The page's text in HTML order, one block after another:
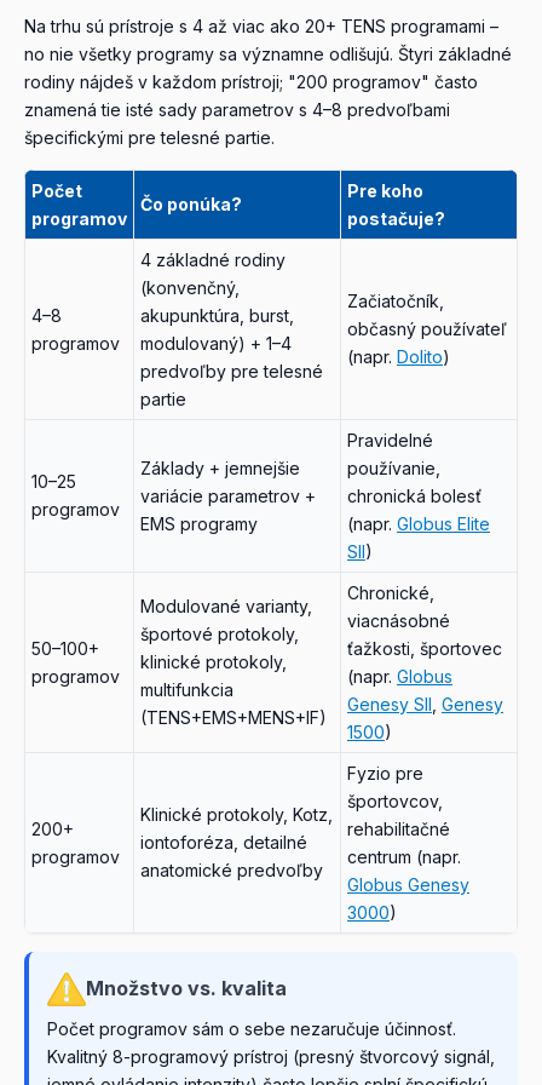
Na trhu sú prístroje s 4 až viac ako 20+ TENS programami –
no nie všetky programy sa významne odlišujú. Štyri základné
rodiny nájdeš v každom prístroji; "200 programov" často
znamená tie isté sady parametrov s 4–8 predvoľbami
špecifickými pre telesné partie.
Počet
programov
Čo ponúka?
Pre koho
postačuje?
4–8
programov
4 základné rodiny
(konvenčný,
akupunktúra, burst,
modulovaný) + 1–4
predvoľby pre telesné
partie
Začiatočník,
občasný používateľ
(napr. Dolito)
10–25
programov
Základy + jemnejšie
variácie parametrov +
EMS programy
Pravidelné
používanie,
chronická bolesť
(napr. Globus Elite
SII)
50–100+
programov
Modulované varianty,
športové protokoly,
klinické protokoly,
multifunkcia
(TENS+EMS+MENS+IF)
Chronické,
viacnásobné
ťažkosti, športovec
(napr. Globus
Genesy SII Genesy
1500)
200+
programov
Klinické protokoly, Kotz,
iontoforéza, detailné
anatomické predvoľby
Fyzio pre
športovcov,
rehabilitačné
centrum (napr.
Globus Genesy
3000)
Množstvo vs. kvalita
Počet programov sám o sebe nezaručuje účinnosť.
Kvalitný 8-programový prístroj (presný štvorcový signál,